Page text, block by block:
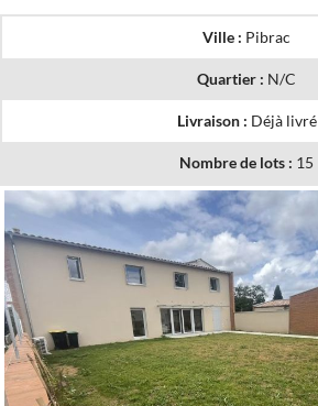
Contact
Ville : Pibrac
Quartier : N/C
Livraison : Déjà livré
Nombre de lots : 15